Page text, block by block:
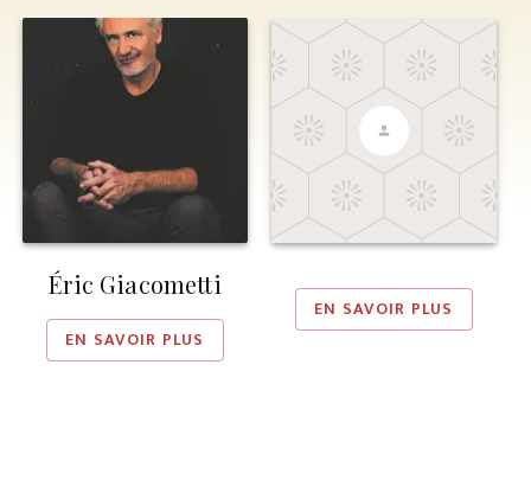
Éric Giacometti
EN SAVOIR PLUS
EN SAVOIR PLUS